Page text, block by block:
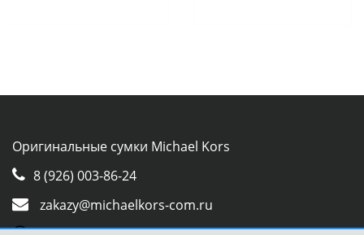
Оригинальные сумки Michael Kors
8 (926) 003-86-24
zakazy@michaelkors-com.ru